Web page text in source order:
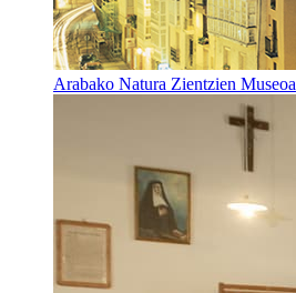
Arabako Natura Zientzien Museoa